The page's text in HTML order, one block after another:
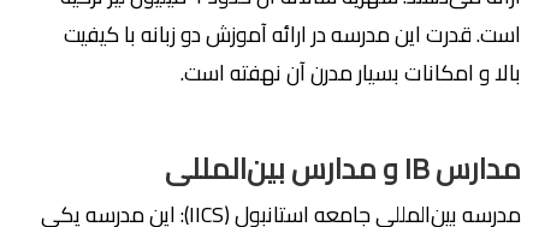
است. قدرت این مدرسه در ارائه آموزش دو زبانه با کیفیت
بالا و امکانات بسیار مدرن آن نهفته است.
مدارس IB و مدارس بین‌المللی
مدرسه بین‌المللی جامعه استانبول (IICS): این مدرسه یکی